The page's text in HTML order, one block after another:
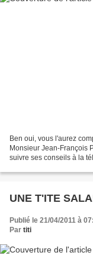
Ben oui, vous l'aurez
Monsieur Jean-François
suivre ses conseils à la
UNE T'ITE
Publié le 21/04/2011 à
Par titi